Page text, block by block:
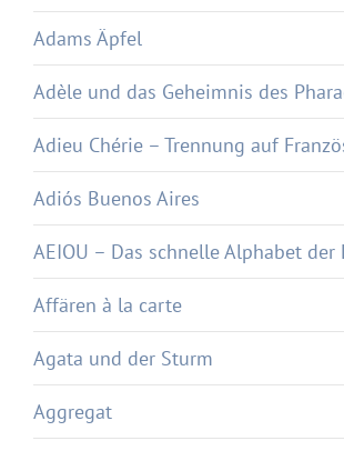
Adams Äpfel
Adèle und das Geheimnis des
Adieu Chérie – Trennung auf
Adiós Buenos Aires
AEIOU – Das schnelle Alphabet der
Affären à la carte
Agata und der Sturm
Aggregat